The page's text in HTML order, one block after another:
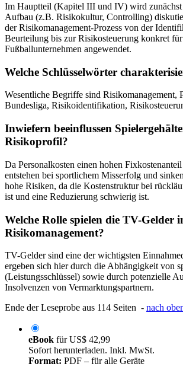
Im Hauptteil (Kapitel III und IV) wird zunächst
Aufbau (z.B. Risikokultur, Controlling)
der Risikomanagement-Prozess von der
Beurteilung bis zur Risikosteuerung konkret für
Fußballunternehmen angewendet.
Welche Schlüsselwörter
Wesentliche Begriffe sind Risikomanagement,
Bundesliga, Risikoidentifikation,
Inwiefern beeinflussen
Risikoprofil?
Da Personalkosten einen hohen Fixkostenanteil
entstehen bei sportlichem Misserfolg und
hohe Risiken, da die Kostenstruktur bei
ist und eine Reduzierung schwierig ist.
Welche Rolle spielen die TV-Gelder
Risikomanagement?
TV-Gelder sind eine der wichtigsten
ergeben sich hier durch die Abhängigkeit von
(Leistungsschlüssel) sowie durch potenzielle
Insolvenzen von Vermarktungspartnern.
Ende der Leseprobe aus 114 Seiten - nach
eBook fürUS$ 42,99
Sofort herunterladen. Inkl. MwSt.
Format: PDF – für alle Geräte